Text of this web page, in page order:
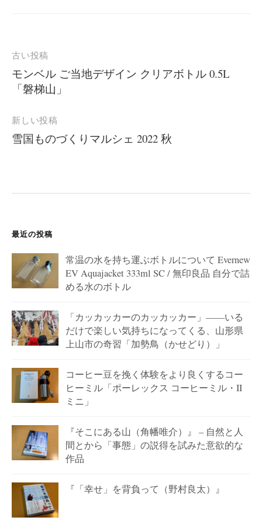
投
稿
ナ
ゲ
ー
ン
古い投稿
モンベル ご当地デザイン クリアボトル 0.5L
「磐梯山」
新しい投稿
雪国ものづくりマルシェ 2022 秋
最近の投稿
常温の水を持ち運ぶボトルについて Evernew
EV Aquajacket 333ml SC / 無印良品 自分で詰
める水のボトル
「カッカッカーのカッカッカー」——いる
だけで楽しい気持ちになってくる、山形県
上山市の奇習「加勢鳥（かせどり）」
コーヒー豆を挽く体験をより良くするコー
ヒーミル「ポーレックス コーヒーミル・II
ミニ」
『そこにある山（角幡唯介）』 – 自然と人
間とから「事態」の説得を試みた意欲的な
作品
『「幸せ」を背負って（野村良太）』